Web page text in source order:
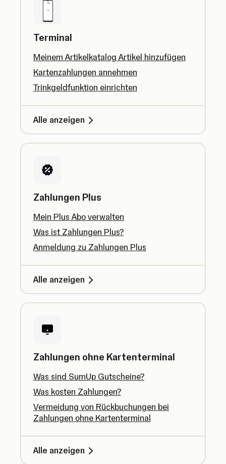
Terminal
Meinem Artikelkatalog Artikel hinzufügen
Kartenzahlungen annehmen
Trinkgeldfunktion einrichten
Alle anzeigen
Zahlungen Plus
Mein Plus Abo verwalten
Was ist Zahlungen Plus?
Anmeldung zu Zahlungen Plus
Alle anzeigen
Zahlungen ohne Kartenterminal
Was sind SumUp Gutscheine?
Was kosten Zahlungen?
Vermeidung von Rückbuchungen bei
Zahlungen ohne Kartenterminal
Alle anzeigen